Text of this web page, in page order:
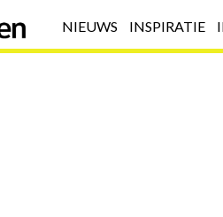
NIEUWS INSPIRATIE